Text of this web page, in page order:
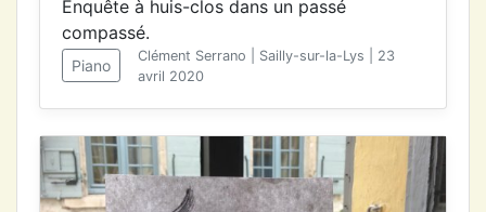
Enquête à huis-clos dans un passé
compassé.
Piano
Clément Serrano | Sailly-sur-la-Lys | 23
avril 2020